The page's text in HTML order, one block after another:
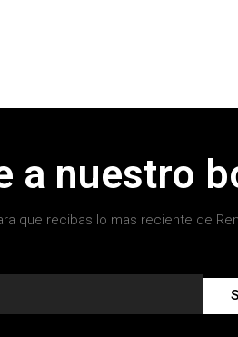
a nuestro
que recibas lo mas reciente de